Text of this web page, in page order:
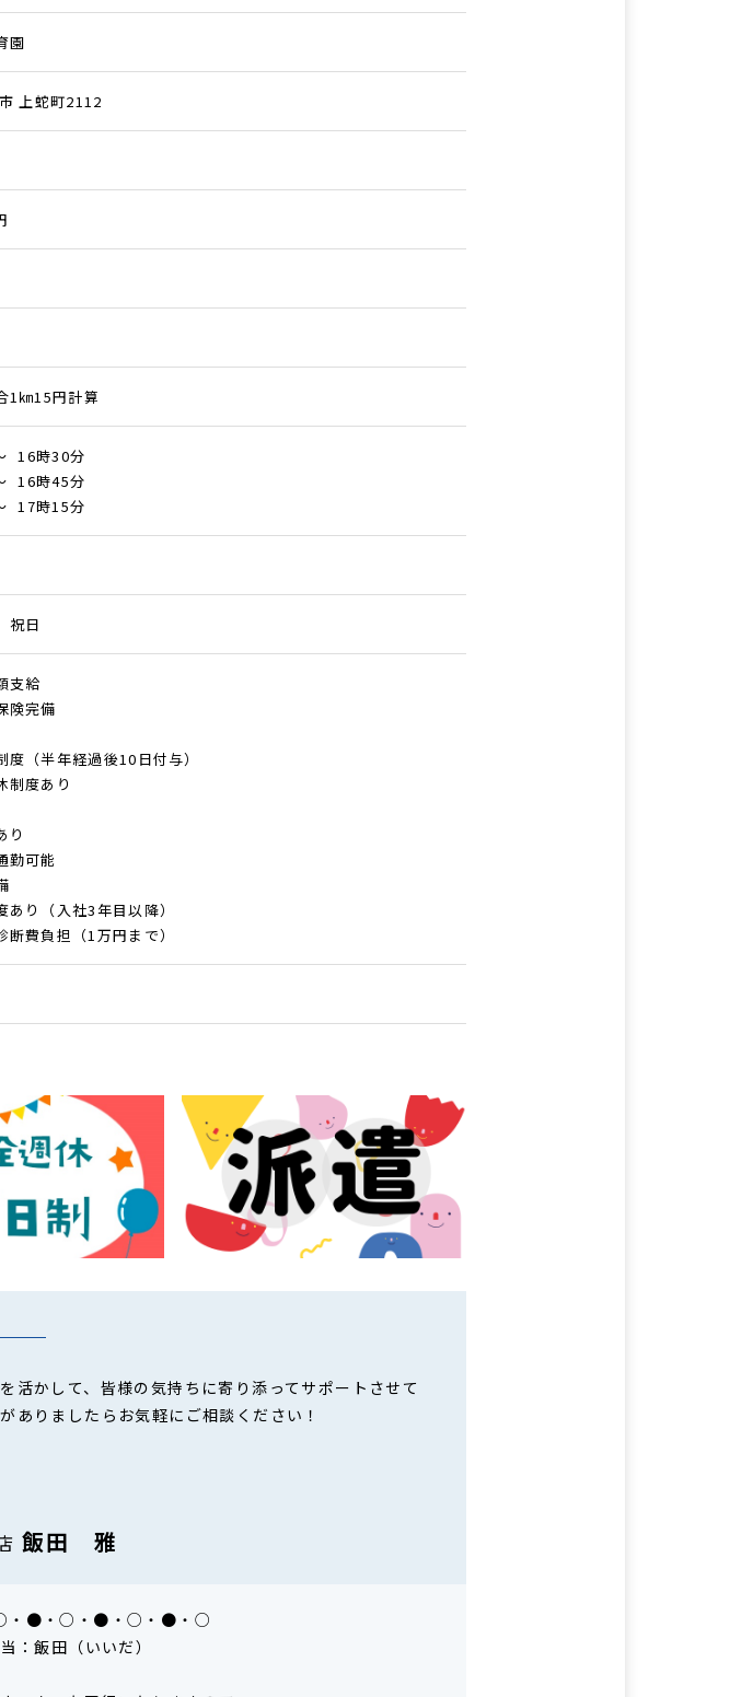
園
上蛇町2112
1㎞15円計算
16時30分
16時45分
17時15分
祝日
支給
険完備
（半年経過後10日付与）
度あり
り
勤可能
り（入社3年目以降）
費負担（1万円まで）
活かして、皆様の気持ちに寄り添ってサポートさせて
ありましたらお気軽にご相談ください！
飯田 雅
●・○・●・○・●・○
：飯田（いいだ）